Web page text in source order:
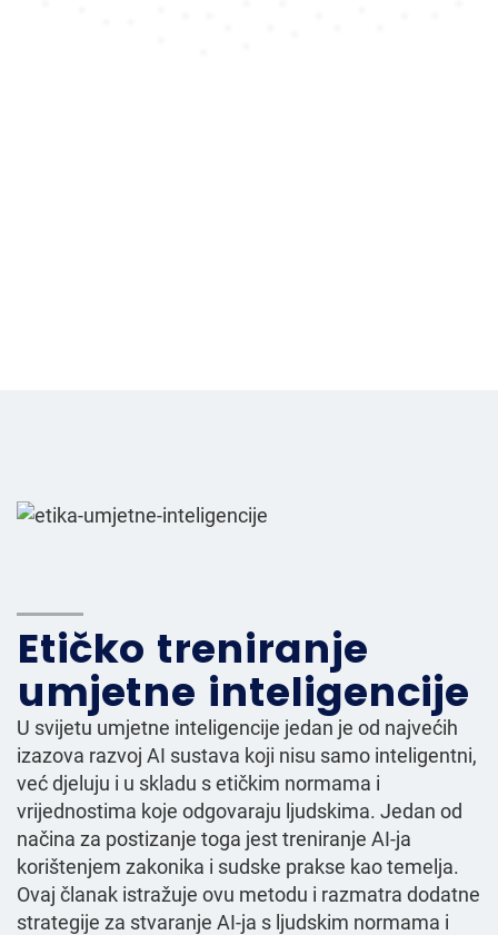
Etičko treniranje
umjetne inteligencije
U svijetu umjetne inteligencije jedan je od najvećih
izazova razvoj AI sustava koji nisu samo inteligentni,
već djeluju i u skladu s etičkim normama i
vrijednostima koje odgovaraju ljudskima. Jedan od
načina za postizanje toga jest treniranje AI-ja
korištenjem zakonika i sudske prakse kao temelja.
Ovaj članak istražuje ovu metodu i razmatra dodatne
strategije za stvaranje AI-ja s ljudskim normama i